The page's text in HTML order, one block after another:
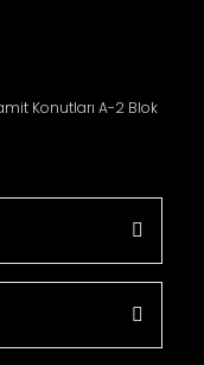
Konutları A-2 Blok